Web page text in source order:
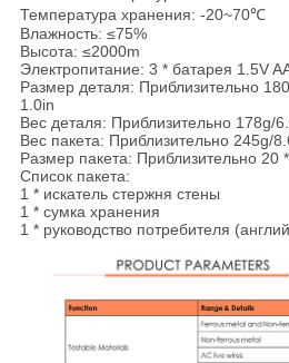
Температура хранения: -20~70℃
Влажность: ≤75%
Высота: ≤2000m
Электропитание: 3 * батарея 1.5V
Размер деталя: Приблизительно
1.0in
Вес деталя: Приблизительно 178g/
Вес пакета: Приблизительно 245g/
Размер пакета: Приблизительно 20
Список пакета:
1 * искатель стержня стены
1 * сумка хранения
1 * руководство потребителя